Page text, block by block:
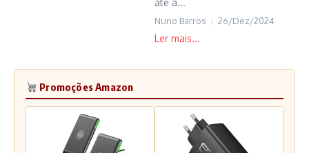
até à...
Nuno Barros 26/Dez/2024
Promoções Amazon